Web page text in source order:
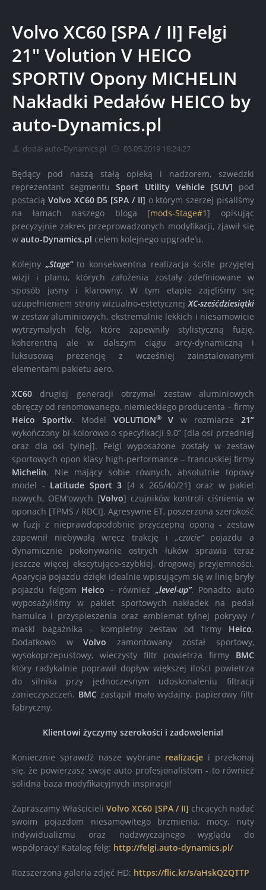
Volvo XC60 [SPA / II] Felgi
21" Volution V HEICO
SPORTIV Opony MICHELIN
Nakładki Pedałów HEICO by
auto-Dynamics.pl
dodał auto-Dynamics.pl 03.05.2019 16:24:27
Będący pod naszą stałą opieką i nadzorem, szwedzki
reprezentant segmentuSport Utility Vehicle [SUV] pod
postacią Volvo XC60 D5 [SPA / II] o którym szerzej pisaliśmy
na łamach naszego bloga [mods-Stage#1] opisując
precyzyjnie zakres przeprowadzonych modyfikacji, zjawił się
w auto-Dynamics.pl celem kolejnego upgrade’u.
Kolejny „Stage”to konsekwentna realizacja ściśle przyjętej
wizji i planu, których założenia zostały zdefiniowane w
sposób jasny i klarowny. W tym etapie zajęliśmy się
uzupełnieniem strony wizualno-estetycznejXC-sześćdziesiątki
w zestaw aluminiowych, ekstremalnie lekkich i niesamowicie
wytrzymałych felg, które zapewniły stylistyczną fuzję,
koherentną ale w dalszym ciągu arcy-dynamiczną i
luksusową prezencję z wcześniej zainstalowanymi
elementami pakietu aero.
XC60 drugiej generacji otrzymał zestaw aluminiowych
obręczy od renomowanego, niemieckiego producenta – firmy
Heico Sportiv. Model VOLUTION®V w rozmiarze21”
wykończony bi-kolorowo o specyfikacji 9.0” [dla osi przedniej
oraz dla osi tylnej]. Felgi wyposażone zostały w zestaw
sportowych opon klasy high-performance – francuskiej firmy
Michelin. Nie mający sobie równych, absolutnie topowy
model - Latitude Sport 3 [4 x 265/40/21] oraz w pakiet
nowych, OEM’owych [Volvo] czujników kontroli ciśnienia w
oponach [TPMS / RDCI]. Agresywne ET, poszerzona szerokość
w fuzji z nieprawdopodobnie przyczepną oponą - zestaw
zapewnił niebywałą wręcz trakcję i „czucie”pojazdu a
dynamicznie pokonywanie ostrych łuków sprawia teraz
jeszcze więcej ekscytująco-szybkiej, drogowej przyjemności.
Aparycja pojazdu dzięki idealnie wpisującym się w linię bryły
pojazdu felgom Heico – również „level-up”. Ponadto auto
wyposażyliśmy w pakiet sportowych nakładek na pedał
hamulca i przyspieszenia oraz emblemat tylnej pokrywy /
maski bagażnika – kompletny zestaw od firmy Heico.
Dodatkowo wVolvo zamontowany został sportowy,
wysokoprzepustowy, wieczysty filtr powietrza firmy BMC
który radykalnie poprawił dopływ większej ilości powietrza
do silnika przy jednoczesnym udoskonaleniu filtracji
zanieczyszczeń. BMCzastąpił mało wydajny, papierowy filtr
fabryczny.
Klientowi życzymy szerokości i zadowolenia!
Koniecznie sprawdź nasze wybrane realizacje i przekonaj
się, że powierzasz swoje auto profesjonalistom - to również
solidna baza modyfikacyjnych inspiracji!
Zapraszamy WłaścicieliVolvo XC60 [SPA / II] chcących nadać
swoim pojazdom niesamowitego brzmienia, mocy, nuty
indywidualizmu oraz nadzwyczajnego wyglądu do
współpracy! Katalog felg: http://felgi.auto-dynamics.pl/
Rozszerzona galeria zdjęć HD: https://flic.kr/s/aHskQZQTTP